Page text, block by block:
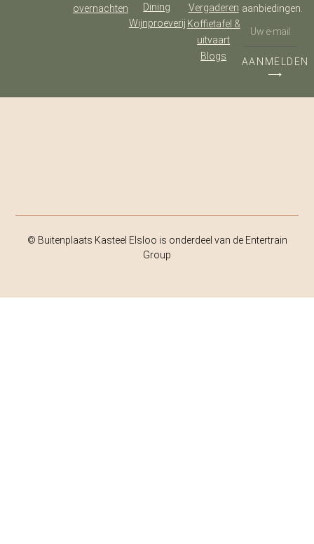
overnachten
Dining
Wijnproeverij
Vergaderen
Koffietafel &
uitvaart
Blogs
aanbiedingen.
AANMELDEN
⟶
© Buitenplaats Kasteel Elsloo is onderdeel van de Entertrain
Group